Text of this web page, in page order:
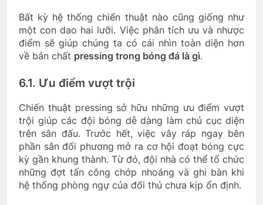
Bất kỳ hệ thống chiến thuật nào cũng giống như
một con dao hai lưỡi. Việc phân tích ưu và nhược
điểm sẽ giúp chúng ta có cái nhìn toàn diện hơn
về bản chất pressing trong bóng đá là gì.
6.1. Ưu điểm vượt trội
Chiến thuật pressing sở hữu những ưu điểm vượt
trội giúp các đội bóng dễ dàng làm chủ cục diện
trên sân đấu. Trước hết, việc vây ráp ngay bên
phần sân đối phương mở ra cơ hội đoạt bóng cực
kỳ gần khung thành. Từ đó, đội nhà có thể tổ chức
những đợt tấn công chớp nhoáng và ghi bàn khi
hệ thống phòng ngự của đối thủ chưa kịp ổn định.